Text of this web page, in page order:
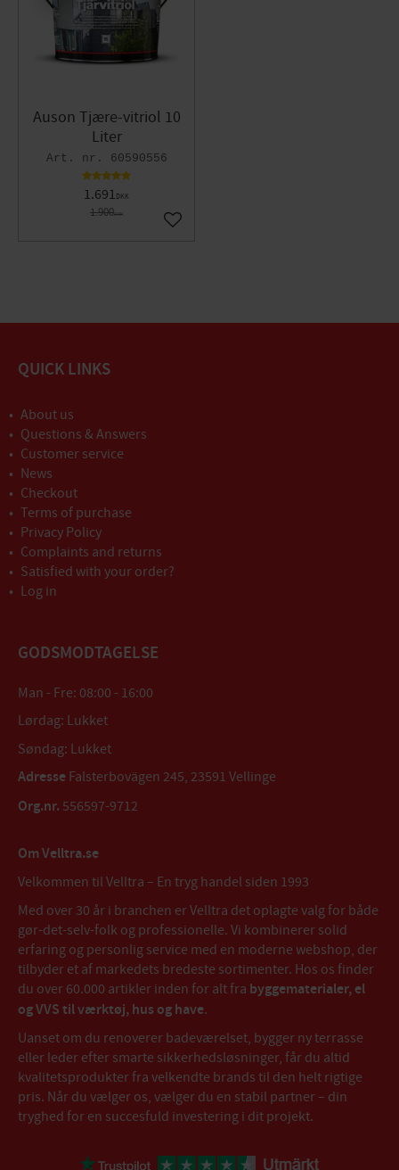
Auson Tjære-vitriol 10
Liter
60590556
1.691DKK
1.900DKK
Gem som favorit
QUICK LINKS
About us
Questions & Answers
Customer service
News
Checkout
Terms of purchase
Privacy Policy
Complaints and returns
Satisfied with your order?
Log in
GODSMODTAGELSE
Man - Fre: 08:00 - 16:00
Lørdag: Lukket
Søndag: Lukket
Adresse Falsterbovägen 245, 23591 Vellinge
Org.nr. 556597-9712
Om Velltra.se
Velkommen til Velltra – En tryg handel siden 1993
Med over 30 år i branchen er Velltra det oplagte valg for både
gør-det-selv-folk og professionelle. Vi kombinerer solid
erfaring og personlig service med en moderne webshop, der
tilbyder et af markedets bredeste sortimenter. Hos os finder
du over 60.000 artikler inden for alt fra byggematerialer, el
og VVS til værktøj, hus og have.
Uanset om du renoverer badeværelset, bygger ny terrasse
eller leder efter smarte sikkerhedsløsninger, får du altid
kvalitetsprodukter fra velkendte brands til den helt rigtige
pris. Når du vælger os, vælger du en stabil partner – din
tryghed for en succesfuld investering i dit projekt.